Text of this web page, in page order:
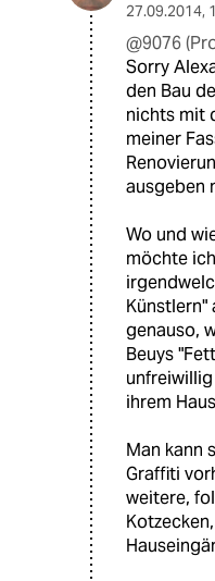
27.09.2014,
@9076
Sorry
den Bau
nichts mit
meiner
ausgeben
Wo und
möchte
Künstlern"
genauso,
Beuys
ihrem
Man kann
Graffiti
weitere,